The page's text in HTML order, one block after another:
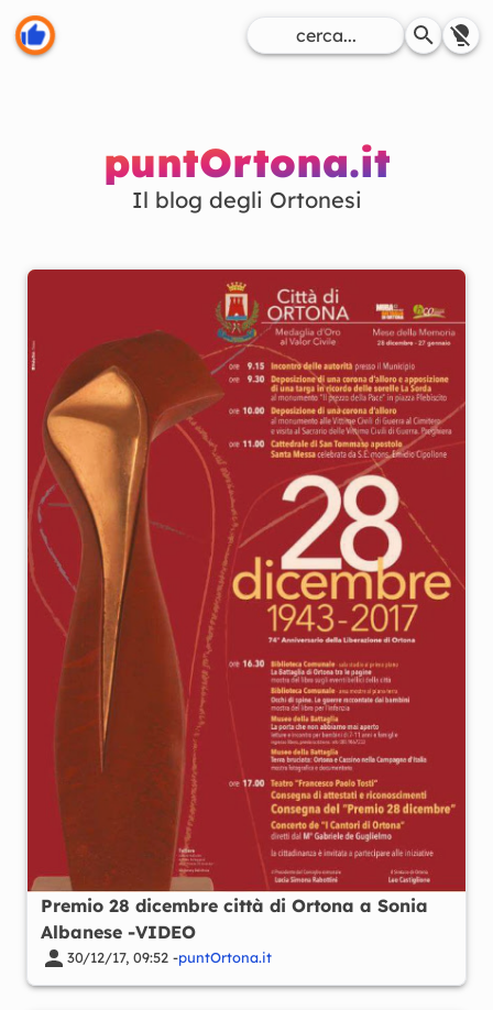
puntOrtona.it
Il blog degli Ortonesi
Premio 28 dicembre città di Ortona a Sonia
Albanese -VIDEO
30/12/17, 09:52 -puntOrtona.it